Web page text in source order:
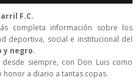
F.C.
completa información sobre los
deportiva, social e institucional del
y negro.
siempre, con Don Luis como
honor a diario a tantas copas.